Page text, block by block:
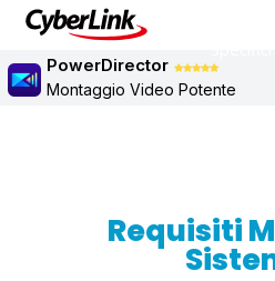
PowerDirector
Montaggio Video Potente
Requisiti